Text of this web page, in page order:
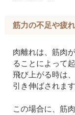
筋力の不足や疲れ
肉離れは、筋肉
ることによって起
飛び上がる時は
引き伸ばされます
この場合に、筋